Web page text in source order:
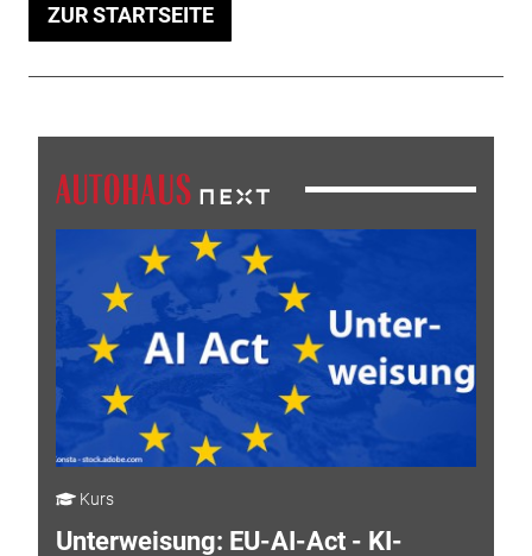
ZUR STARTSEITE
Kurs
Unterweisung: EU-AI-Act - KI-